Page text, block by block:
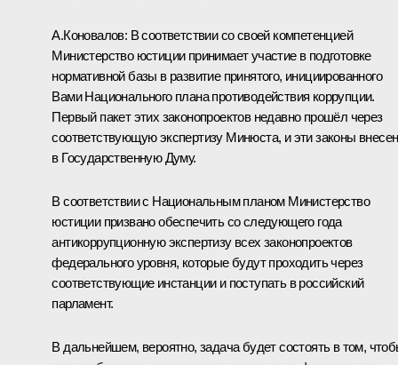
А.Коновалов: В соответствии со своей компетенцией
Министерство юстиции принимает участие в подготовке
нормативной базы в развитие принятого, инициированного
Вами Национального плана противодействия коррупции.
Первый пакет этих законопроектов недавно прошёл через
соответствующую экспертизу Минюста, и эти законы
в Государственную Думу.
В соответствии с Национальным планом Министерство
юстиции призвано обеспечить со следующего года
антикоррупционную экспертизу всех законопроектов
федерального уровня, которые будут проходить через
соответствующие инстанции и поступать в российский
парламент.
В дальнейшем, вероятно, задача будет состоять в том,